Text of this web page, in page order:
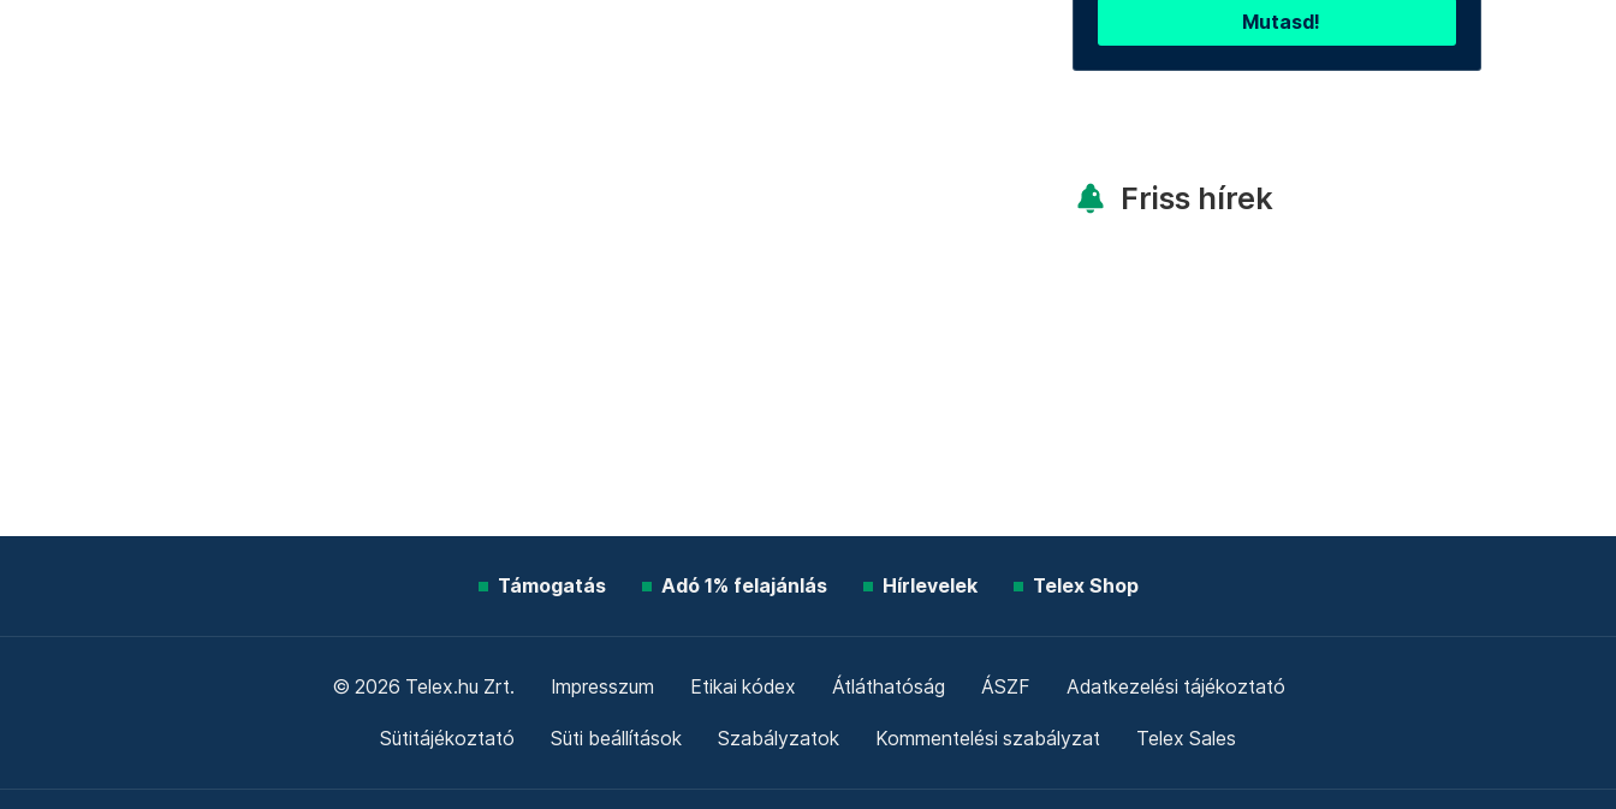
Mutasd!
Friss hírek
Támogatás Adó 1% felajánlás Hírlevelek Telex Shop
© 2026 Telex.hu Zrt. Impresszum Etikai kódex Átláthatóság ÁSZF Adatkezelési tájékoztató
Sütitájékoztató Süti beállítások Szabályzatok Kommentelési szabályzat Telex Sales